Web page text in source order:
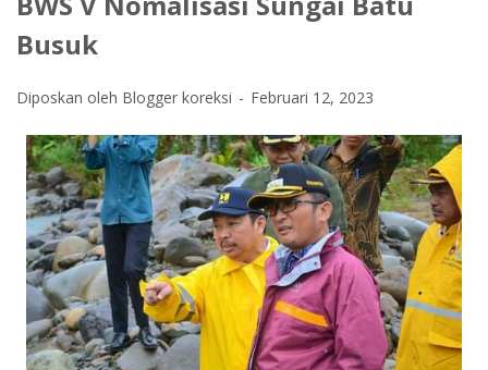
Busuk
Diposkan oleh Blogger koreksi Februari 12, 2023